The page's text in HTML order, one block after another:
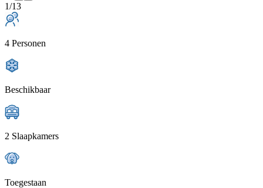
1/13
4 Personen
Beschikbaar
2 Slaapkamers
Toegestaan